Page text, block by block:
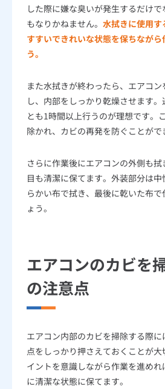
した際に嫌な臭いが発生するだけ
もなりかねません。 水拭きに使用
すすいできれいな状態を保ちながら
う。
また水拭きが終わったら、エアコ
し、内部をしっかり乾燥させます。
とも1時間以上行うのが理想です。
除かれ、カビの再発を防ぐことがで
さらに作業後にエアコンの外側も
目も清潔に保てます。外装部分は
らかい布で拭き、最後に乾いた布
ょう。
エアコンのカビを
の注意点
エアコン内部のカビを掃除する際
点をしっかり押さえておくことが
イントを意識しながら作業を進め
に清潔な状態に保てます。